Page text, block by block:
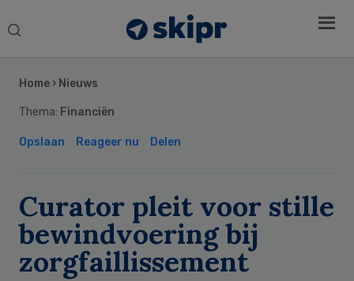
Search
Home › Nieuws
Thema: Financiën
Opslaan Reageer nu Delen
Curator pleit voor stille
bewindvoering bij
zorgfaillissement
Sidebar